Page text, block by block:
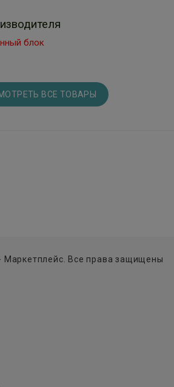
блок
ВСЕ ТОВАРЫ
Маркетплейс. Все права защищены